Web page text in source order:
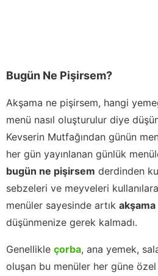
Bugün Ne Pişirsem?
Akşama ne pişirsem, hangi
menü nasıl oluşturulur diye
Kevserin Mutfağından günün
her gün yayınlanan günlük
bugün ne pişirsem derdinden
sebzeleri ve meyveleri
menüler sayesinde artık
düşünmenize gerek kalmadı.
Genellikle çorba, ana yemek,
oluşan bu menüler her güne